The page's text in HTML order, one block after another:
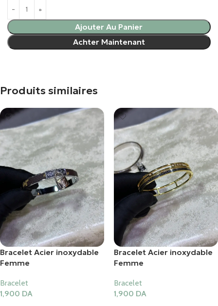
Ajouter Au Panier
Achter Maintenant
Produits similaires
Bracelet Acier inoxydable
Femme
Bracelet
1,900 DA
Bracelet Acier inoxydable
Femme
Bracelet
1,900 DA